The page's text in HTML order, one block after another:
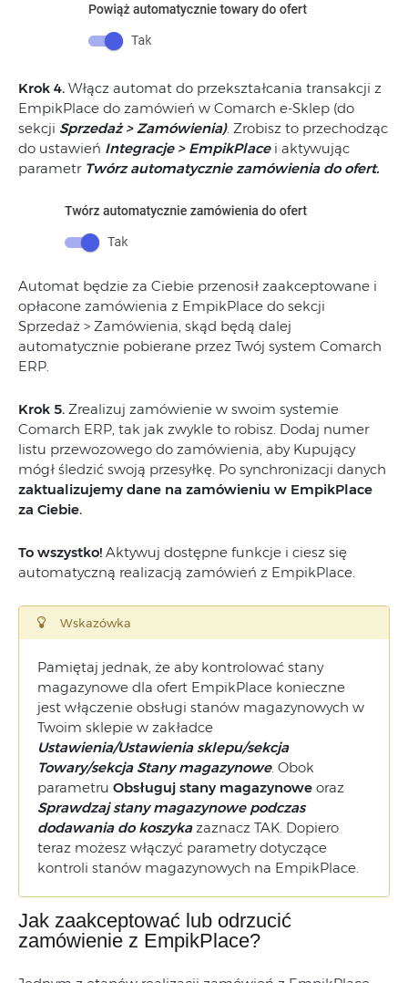
Krok 4. Włącz automat do przekształcania transakcji z
EmpikPlace do zamówień w Comarch e-Sklep (do
sekcji Sprzedaż > Zamówienia). Zrobisz to przechodząc
do ustawień Integracje > EmpikPlacei aktywując
parametr Twórz automatycznie zamówienia do ofert.
Automat będzie za Ciebie przenosił zaakceptowane i
opłacone zamówienia z EmpikPlace do sekcji
Sprzedaż > Zamówienia, skąd będą dalej
automatycznie pobierane przez Twój system Comarch
ERP.
Krok 5. Zrealizuj zamówienie w swoim systemie
Comarch ERP, tak jak zwykle to robisz. Dodaj numer
listu przewozowego do zamówienia, aby Kupujący
mógł śledzić swoją przesyłkę. Po synchronizacji danych
zaktualizujemy dane na zamówieniu w EmpikPlace
za Ciebie.
To wszystko! Aktywuj dostępne funkcje i ciesz się
automatyczną realizacją zamówień z EmpikPlace.
Wskazówka
Pamiętaj jednak, że aby kontrolować stany
magazynowe dla ofert EmpikPlace konieczne
jest włączenie obsługi stanów magazynowych w
Twoim sklepie w zakładce
Ustawienia/Ustawienia sklepu/sekcja
Towary/sekcja Stany magazynowe. Obok
parametru Obsługuj stany magazynowe oraz
Sprawdzaj stany magazynowe podczas
dodawania do koszykazaznacz TAK. Dopiero
teraz możesz włączyć parametry dotyczące
kontroli stanów magazynowych na EmpikPlace.
Jak zaakceptować lub odrzucić
zamówienie z EmpikPlace?